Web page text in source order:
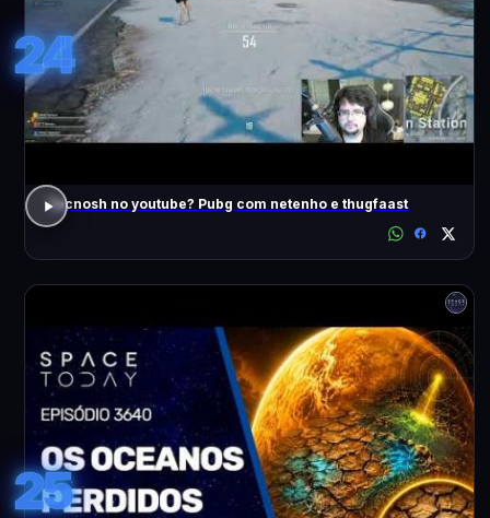
24
Tecnosh no youtube? Pubg com netenho e thugfaast
25